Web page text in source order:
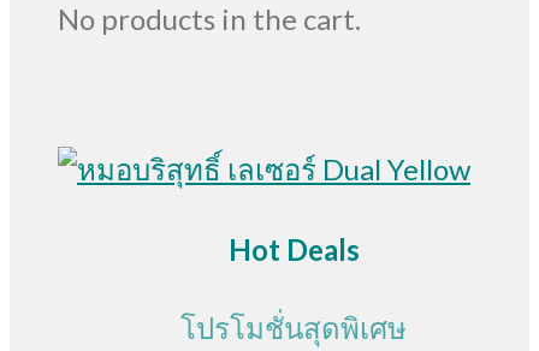
No products in the cart.
Hot Deals
โปรโมชั่นสุดพิเศษ